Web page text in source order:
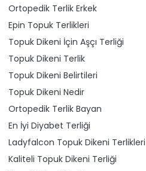
Ortopedik Terlik Erkek
Epin Topuk Terlikleri
Topuk Dikeni İçin Aşçı Terliği
Topuk Dikeni Terlik
Topuk Dikeni Belirtileri
Topuk Dikeni Nedir
Ortopedik Terlik Bayan
En İyi Diyabet Terliği
Ladyfalcon Topuk Dikeni Terlikleri
Kaliteli Topuk Dikeni Terliği